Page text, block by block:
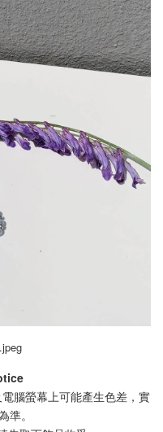
腦螢幕上可能產生色差，實
準。